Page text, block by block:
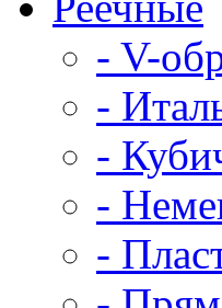
- V-
-
-
-
-